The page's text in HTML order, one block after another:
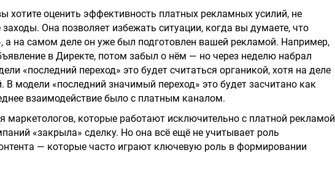
хотите оценить эффективность платных рекламных усилий, не
Она позволяет избежать ситуации, когда вы думаете, что
а на самом деле он уже был подготовлен вашей рекламой. Например,
в Директе, потом забыл о нём — но через неделю набрал
«последний переход» это будет считаться органикой, хотя на деле
В модели «последний значимый переход» это будет засчитано как
взаимодействие было с платным каналом.
маркетологов, которые работают исключительно с платной рекламой
«закрыла» сделку. Но она всё ещё не учитывает роль
— которые часто играют ключевую роль в формировании